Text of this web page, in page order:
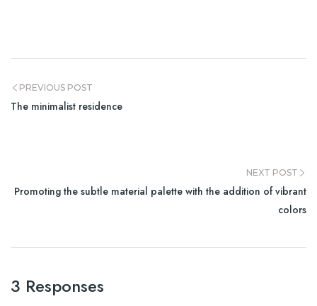
PREVIOUS POST
The minimalist residence
NEXT POST
Promoting the subtle material palette with the addition of vibrant
colors
3 Responses